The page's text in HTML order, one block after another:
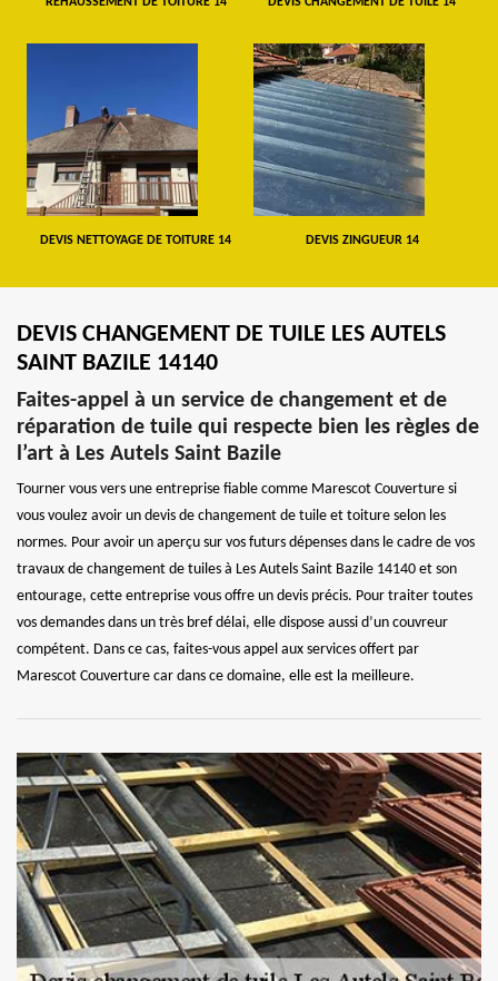
DEVIS NETTOYAGE DE TOITURE 14 DEVIS ZINGUEUR 14
DEVIS CHANGEMENT DE TUILE LES AUTELS
SAINT BAZILE 14140
Faites-appel à un service de changement et de
réparation de tuile qui respecte bien les règles de
l’art à Les Autels Saint Bazile
Tourner vous vers une entreprise fiable comme Marescot Couverture si
vous voulez avoir un devis de changement de tuile et toiture selon les
normes. Pour avoir un aperçu sur vos futurs dépenses dans le cadre de vos
travaux de changement de tuiles à Les Autels Saint Bazile 14140 et son
entourage, cette entreprise vous offre un devis précis. Pour traiter toutes
vos demandes dans un très bref délai, elle dispose aussi d’un couvreur
compétent. Dans ce cas, faites-vous appel aux services offert par
Marescot Couverture car dans ce domaine, elle est la meilleure.